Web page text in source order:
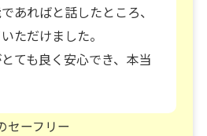
あればと話したところ、
ただけました。
ても良く安心でき、本当
セーフリー